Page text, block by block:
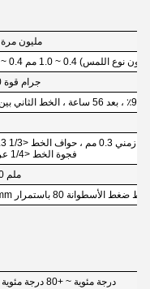
> 1 مليون مرة
مم (بدون نوع اللمس) 0.4 ~ 1.0 مم
280 جرام قوة
فجوة الخط <1/4 عرض
1.00 ملم
-40 درجة مئوية ~ +80 درجة مئوية